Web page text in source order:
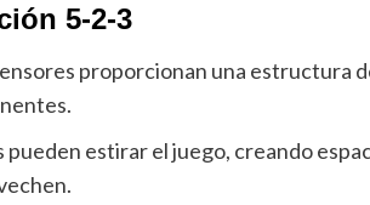
5-2-3
proporcionan una estructura
pueden estirar el juego, creando